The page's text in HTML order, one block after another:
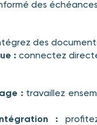
des
des
: connectez
: travaillez
: